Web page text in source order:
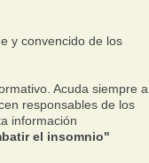
y convencido de los
Acuda siempre a
responsables de los
información
el insomnio"